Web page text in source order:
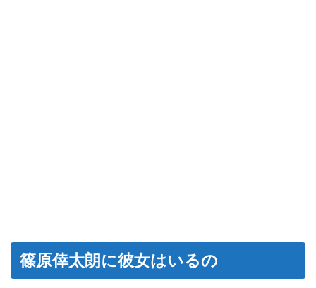
篠原倖太朗に彼女はいるの